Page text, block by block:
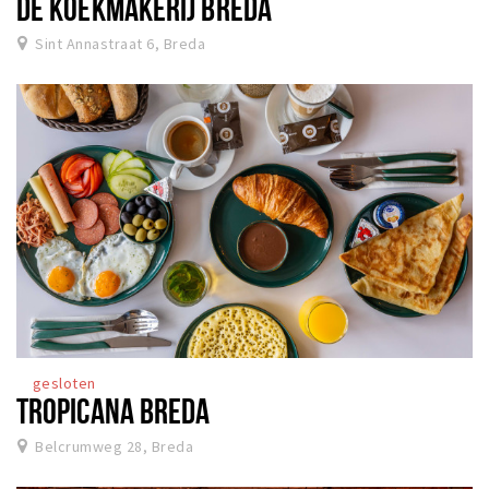
DE KOEKMAKERIJ BREDA
Sint Annastraat 6, Breda
gesloten
TROPICANA BREDA
Belcrumweg 28, Breda